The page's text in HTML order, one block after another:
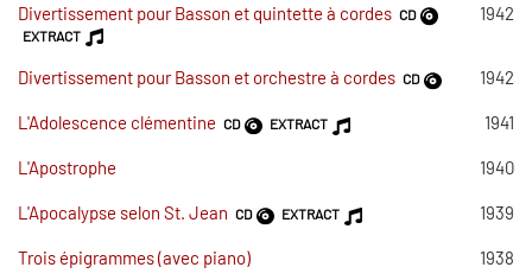
Divertissement pour Basson et quintette à cordes CD
EXTRACT
1942
Divertissement pour Basson et orchestre à cordes CD 1942
L'Adolescence clémentine CD EXTRACT 1941
L'Apostrophe 1940
L'Apocalypse selon St. Jean CD EXTRACT 1939
Trois épigrammes (avec piano) 1938